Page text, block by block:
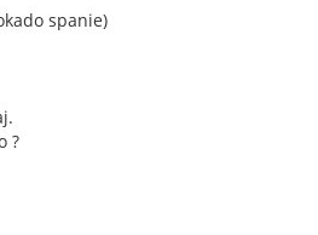
spanie)
?